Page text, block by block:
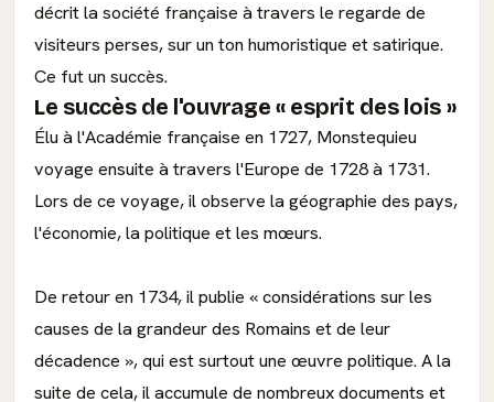
décrit la société française à travers le regarde de
visiteurs perses, sur un ton humoristique et satirique.
Ce fut un succès.
Le succès de l'ouvrage « esprit des lois »
Élu à l'Académie française en 1727, Monstequieu
voyage ensuite à travers l'Europe de 1728 à 1731.
Lors de ce voyage, il observe la géographie des pays,
l'économie, la politique et les mœurs.
De retour en 1734, il publie « considérations sur les
causes de la grandeur des Romains et de leur
décadence », qui est surtout une œuvre politique. A la
suite de cela, il accumule de nombreux documents et